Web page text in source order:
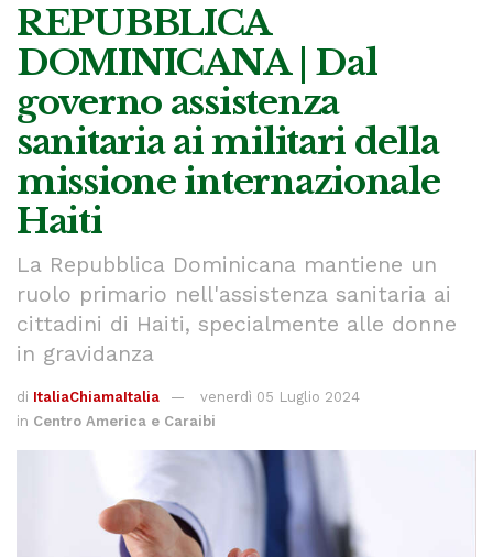
REPUBBLICA
DOMINICANA | Dal
governo assistenza
sanitaria ai militari della
missione internazionale
Haiti
La Repubblica Dominicana mantiene un
ruolo primario nell'assistenza sanitaria ai
cittadini di Haiti, specialmente alle donne
in gravidanza
di ItaliaChiamaItalia
venerdì 05 Luglio 2024
in Centro America e Caraibi